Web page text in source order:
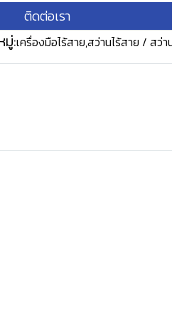
ติดต่อเรา
มู่:เครื่องมือไร้สาย,สว่านไร้สาย / สว่า